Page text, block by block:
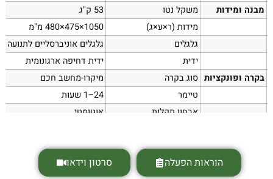
מבנה ומידות
משקל נטו
‎53 ק"ג
מידות (ר×ע×ג)
‎480×475×1050 מ"מ
גלגלים
גלגלים אוניברסליים לתנועה
ידית
ידית דחיפה ארגונומית
בקרה ופונקציות סוג בקרה
מיקרו-מחשב חכם
טיימר
‎1–24 שעות
אבחון תקלות
אוטומטי
לוגיסטיקה
קיבולת טעינה ‎72 / 148 / 148 יח' (20FT / 40GP / 40HQ)
הוראות הפעלה סרטון וידאו